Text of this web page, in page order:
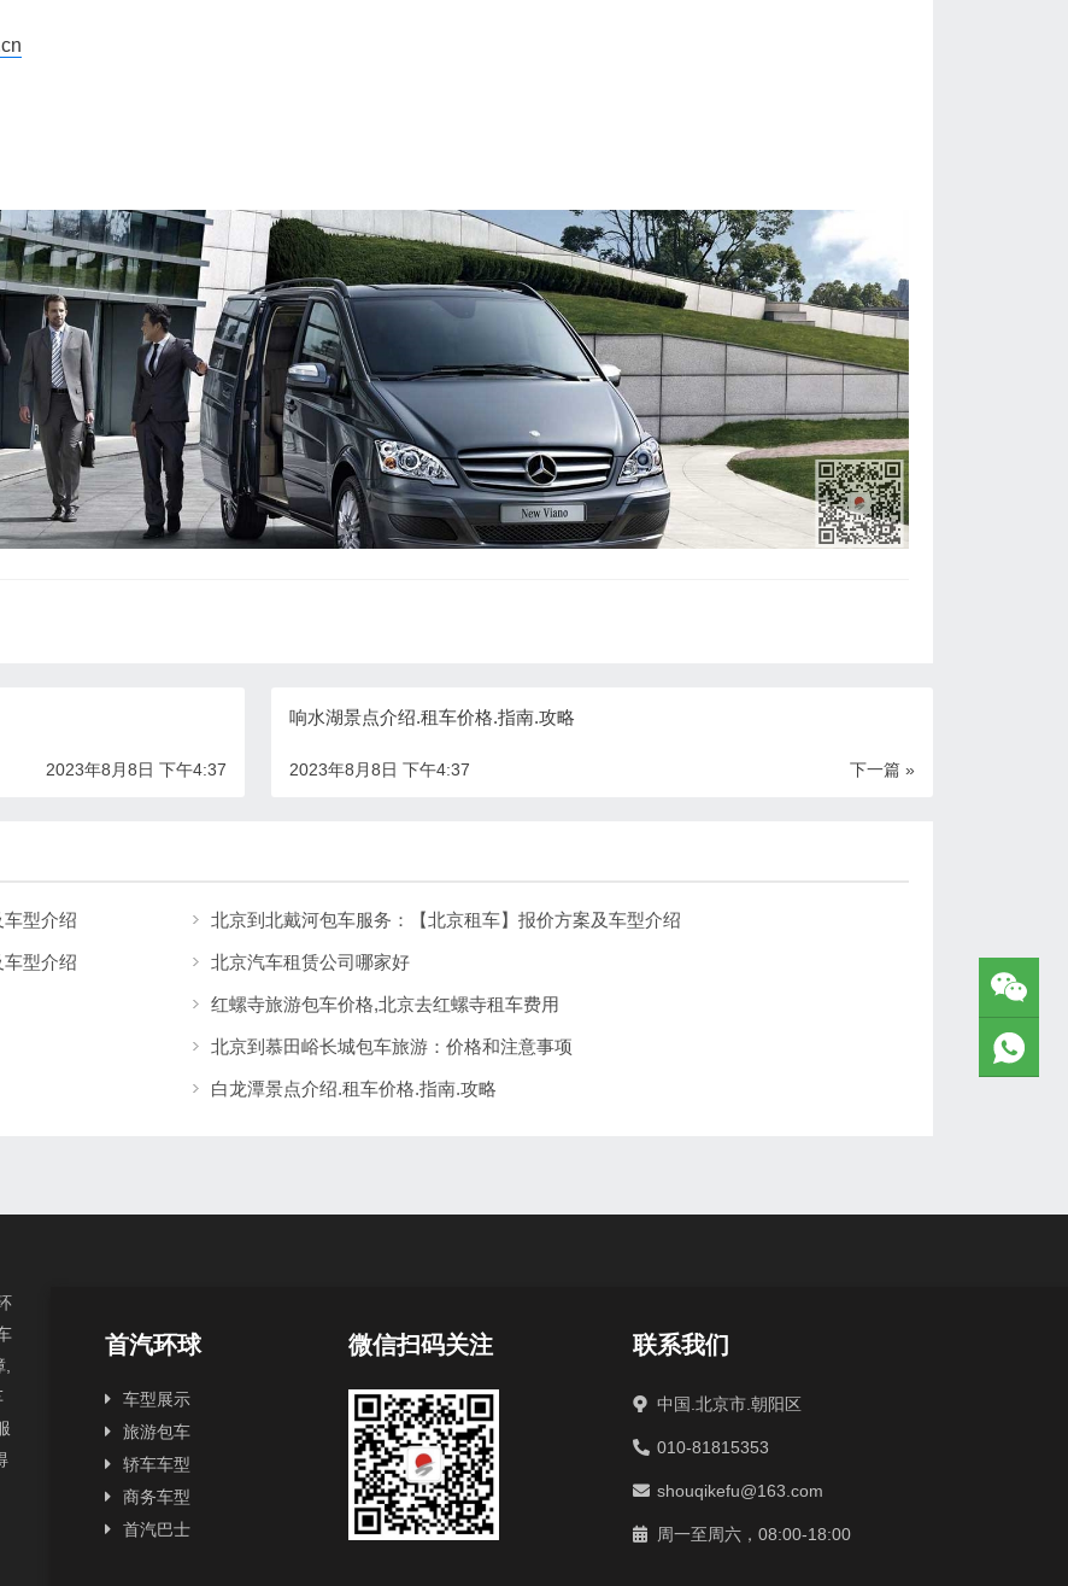
2023年8月8日 下午4:37
响水湖景点介绍.租车价格.指南.攻略
下一篇 »
2023年8月8日 下午4:37
型介绍 北京到北戴河包车服务：【北京租车】报价方案及车型介绍
型介绍 北京汽车租赁公司哪家好
红螺寺旅游包车价格,北京去红螺寺租车费用
北京到慕田峪长城包车旅游：价格和注意事项
白龙潭景点介绍.租车价格.指南.攻略
,
首汽环球
车型展示
旅游包车
轿车车型
商务车型
首汽巴士
微信扫码关注 联系我们
中国.北京市.朝阳区
010-81815353
shouqikefu@163.com
周一至周六，08:00-18:00